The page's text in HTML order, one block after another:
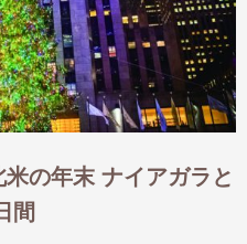
の年末 ナイアガラと
間